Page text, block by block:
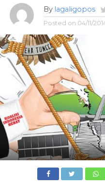
By lagaligopos
Posted on 04/11/